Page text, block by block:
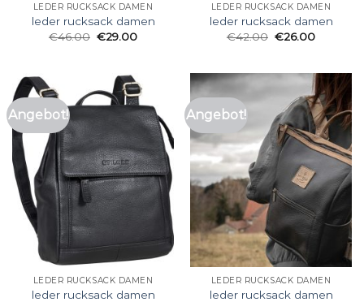
LEDER RUCKSACK DAMEN
leder rucksack damen
€46.00 €29.00
LEDER RUCKSACK DAMEN
leder rucksack damen
€42.00 €26.00
Angebot!
LEDER RUCKSACK DAMEN
leder rucksack damen
Angebot!
LEDER RUCKSACK DAMEN
leder rucksack damen